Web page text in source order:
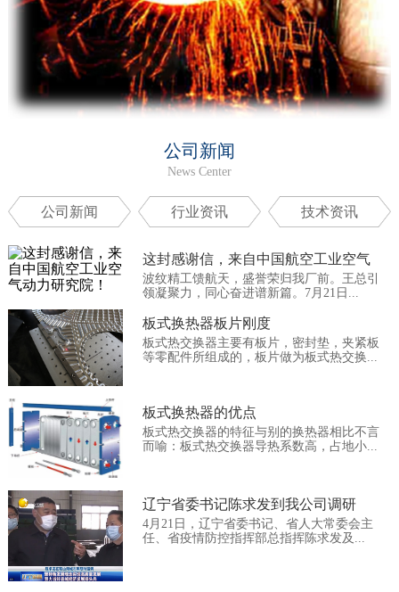
公司新闻
News Center
公司新闻 行业资讯 技术资讯
这封感谢信，来自中国航空工业空气
动...
波纹精工馈航天，盛誉荣归我厂前。王总引
领凝聚力，同心奋进谱新篇。7月21日...
板式换热器板片刚度
板式热交换器主要有板片，密封垫，夹紧板
等零配件所组成的，板片做为板式热交换...
板式换热器的优点
板式热交换器的特征与别的换热器相比不言
而喻：板式热交换器导热系数高，占地小...
辽宁省委书记陈求发到我公司调研
4月21日，辽宁省委书记、省人大常委会主
任、省疫情防控指挥部总指挥陈求发及...